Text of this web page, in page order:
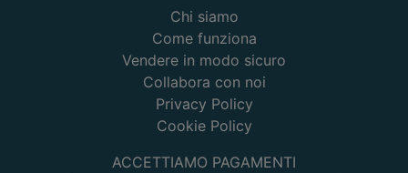
Chi siamo
Come funziona
Vendere in modo sicuro
Collabora con noi
Privacy Policy
Cookie Policy
ACCETTIAMO PAGAMENTI